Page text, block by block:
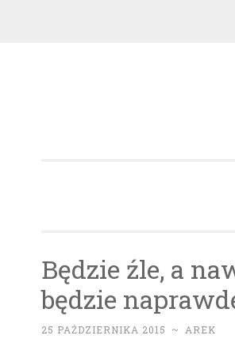
Będzie źle, a
będzie
25 PAŹDZIERNIKA 2015 ~ AREK